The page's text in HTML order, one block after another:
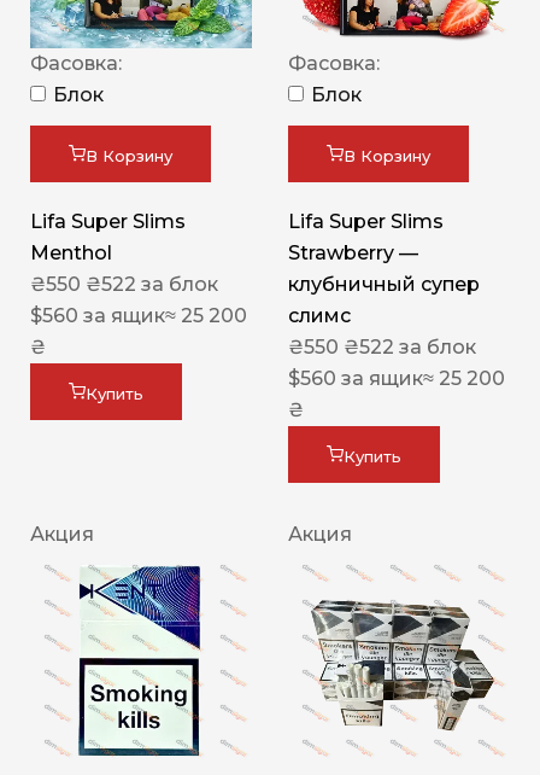
Фасовка:
Блок
В Корзину
Lifa Super Slims
Menthol
₴550 ₴522 за блок
$560 за ящик≈ 25 200
₴
Купить
Фасовка:
Блок
В Корзину
Lifa Super Slims
Strawberry —
клубничный супер
слимс
₴550 ₴522 за блок
$560 за ящик≈ 25 200
₴
Купить
Акция Акция